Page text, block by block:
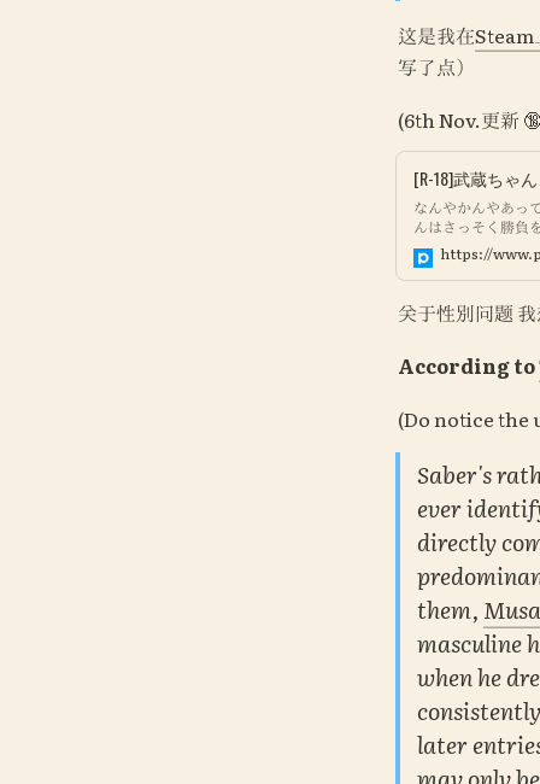
这是我在Steam
写了点）
(6th Nov.更新
[R-18]武蔵ちゃ
なんやかんやあっ
んはさっそく勝負
なしのスケベ漫画
たらサムレムセイ
れ！！！！！！！
https://
https://fantia.jp/
https://
关于性别问题
According to
(Do notice the
Saber's
ever
directly
them,
masculine
when he
later